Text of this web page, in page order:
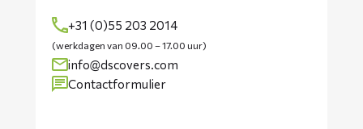
+31 (0)55 203 2014
(werkdagen van 09.00 – 17.00 uur)
info@dscovers.com
Contactformulier